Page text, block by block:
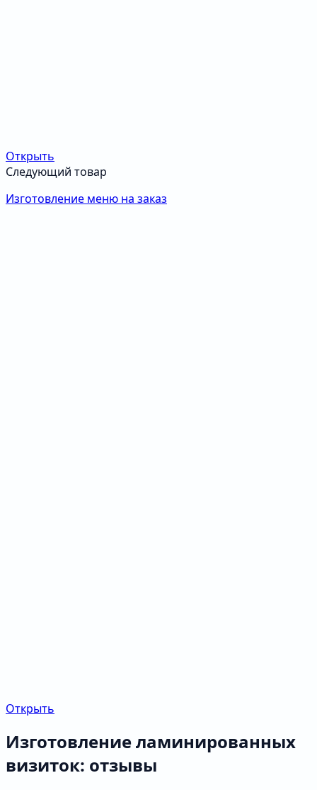
Открыть
Следующий товар
Изготовление меню на заказ
Открыть
Изготовление ламинированных
визиток: отзывы